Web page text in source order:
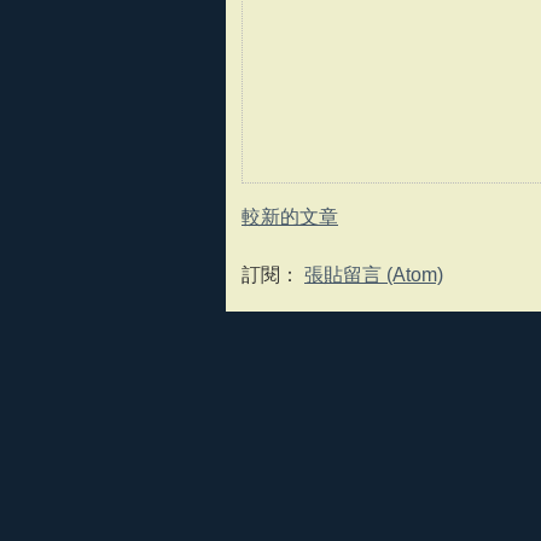
較新的文章
訂閱： 張貼留言 (Atom)